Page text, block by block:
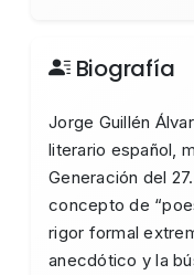
Biografía
Jorge Guillén
literario español,
Generación del
concepto de
rigor formal
anecdótico y la